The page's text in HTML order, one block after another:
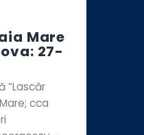
Mare
27-
“Lascăr
cca